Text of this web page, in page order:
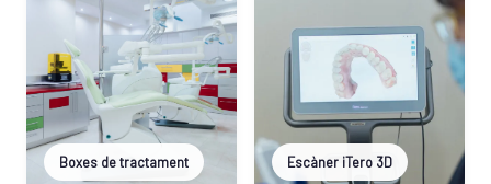
Boxes de tractament Escàner iTero 3D